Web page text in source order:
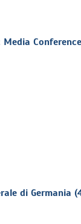
di Germania